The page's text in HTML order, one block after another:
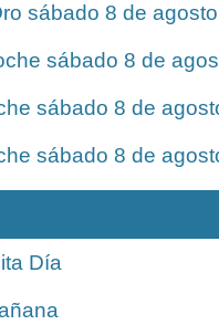
sábado 8 de
sábado 8 de
sábado 8 de
sábado 8 de
Día